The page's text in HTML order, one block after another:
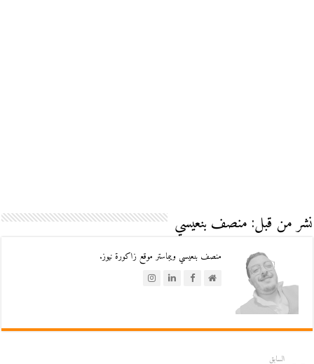
نشر من قبل: منصف بنعيسي
منصف بنعيسي ويبماستر موقع زاكورة نيوز.
السابق